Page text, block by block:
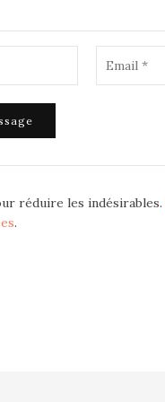
réduire les indésirables.
.